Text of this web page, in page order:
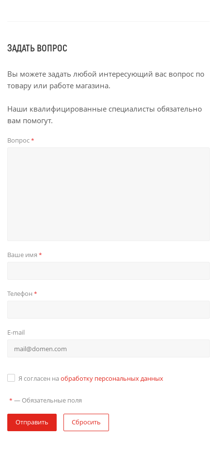
ЗАДАТЬ ВОПРОС
Вы можете задать любой интересующий вас вопрос по
товару или работе магазина.
Наши квалифицированные специалисты обязательно
вам помогут.
Вопрос*
Ваше имя *
Телефон *
E-mail
Я согласен на обработку персональных данных
* — Обязательные поля
Отправить Сбросить